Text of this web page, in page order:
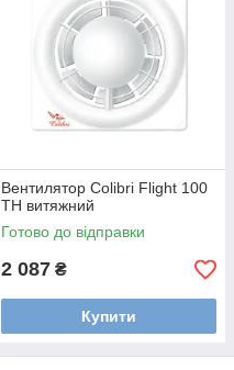
Вентилятор Colibri Flight 100
TH витяжний
Готово до відправки
2 087 ₴
Купити